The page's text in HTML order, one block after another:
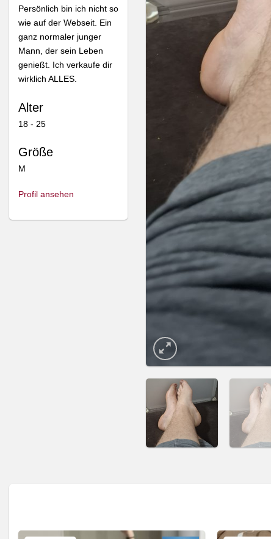
Persönlich bin ich nicht so
wie auf der Webseit. Ein
ganz normaler junger
Mann, der sein Leben
genießt. Ich verkaufe dir
wirklich ALLES.
Alter
18 - 25
Größe
M
Profil ansehen